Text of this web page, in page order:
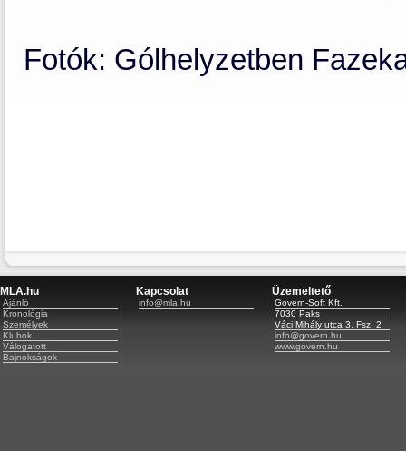
Fotók: Gólhelyzetben
MLA.hu
Ajánló
Kronológia
Személyek
Klubok
Válogatott
Bajnokságok
Kapcsolat
info@mla.hu
Üzemeltető
Govern-Soft Kft.
7030 Paks
Váci Mihály utca 3. Fsz. 2
info@govern.hu
www.govern.hu